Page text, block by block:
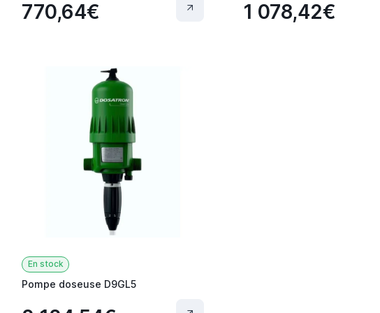
770,64€ 1 078,42€
En stock
Pompe doseuse D9GL5